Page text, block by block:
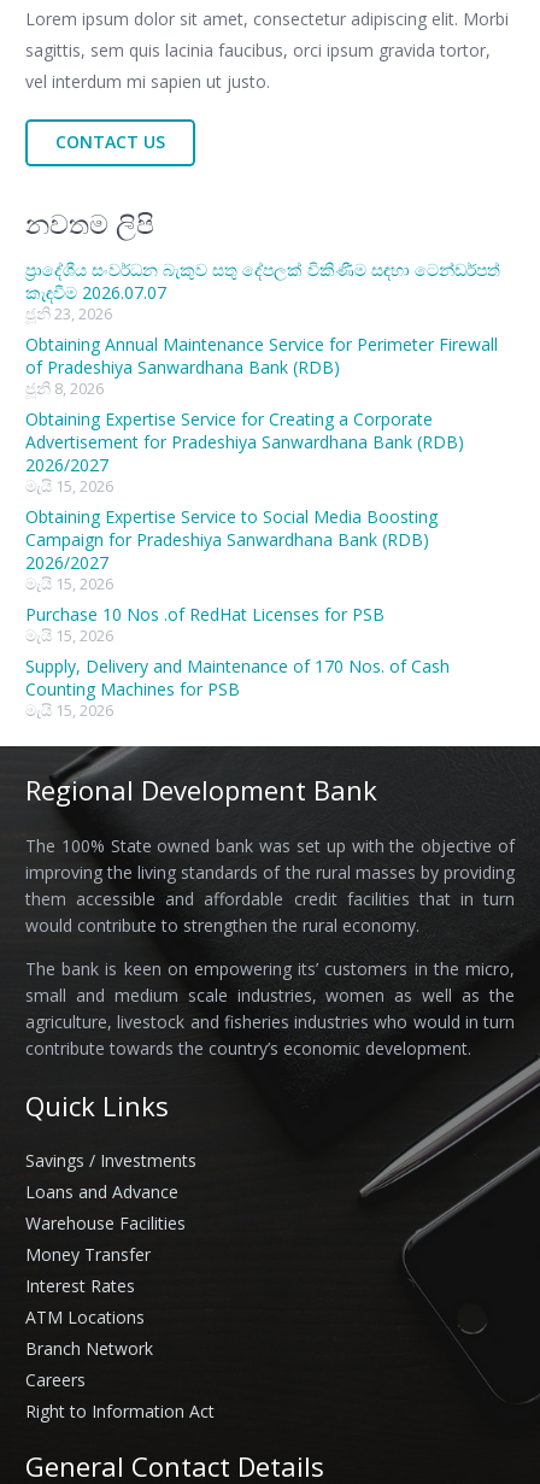
Lorem ipsum dolor sit amet, consectetur adipiscing elit. Morbi
sagittis, sem quis lacinia faucibus, orci ipsum gravida tortor,
vel interdum mi sapien ut justo.
CONTACT US
නවතම ලිපි
ප්‍රාදේශීය සංවර්ධන බැකුව සතු දේපලක් විකිණීම සඳහා ටෙන්ඩර්පත්
කැඳවීම 2026.07.07
ජූනි 23, 2026
Obtaining Annual Maintenance Service for Perimeter Firewall
of Pradeshiya Sanwardhana Bank (RDB)
ජූනි 8, 2026
Obtaining Expertise Service for Creating a Corporate
Advertisement for Pradeshiya Sanwardhana Bank (RDB)
2026/2027
මැයි 15, 2026
Obtaining Expertise Service to Social Media Boosting
Campaign for Pradeshiya Sanwardhana Bank (RDB)
2026/2027
මැයි 15, 2026
Purchase 10 Nos .of RedHat Licenses for PSB
මැයි 15, 2026
Supply, Delivery and Maintenance of 170 Nos. of Cash
Counting Machines for PSB
මැයි 15, 2026
Regional Development Bank
The 100% State owned bank was set up with the objective of
improving the living standards of the rural masses by providing
them accessible and affordable credit facilities that in turn
would contribute to strengthen the rural economy.
The bank is keen on empowering its’ customers in the micro,
small and medium scale industries, women as well as the
agriculture, livestock and fisheries industries who would in turn
contribute towards the country’s economic development.
Quick Links
Savings / Investments
Loans and Advance
Warehouse Facilities
Money Transfer
Interest Rates
ATM Locations
Branch Network
Careers
Right to Information Act
General Contact Details